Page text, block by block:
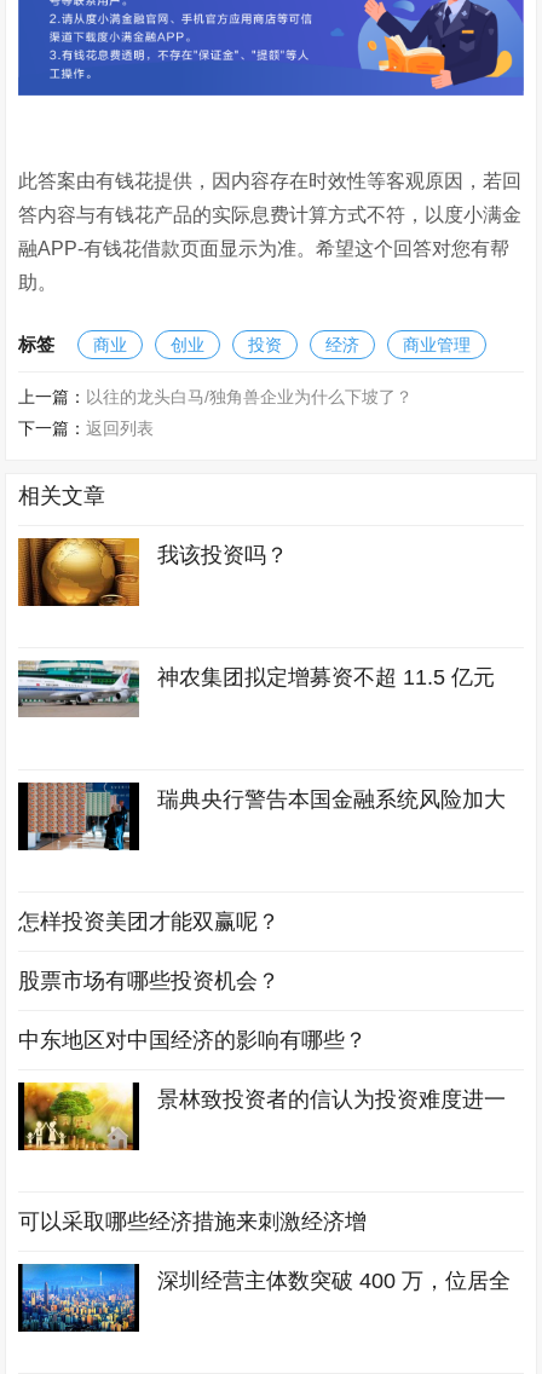
此答案由有钱花提供，因内容存在时效性等客观原因，若回
答内容与有钱花产品的实际息费计算方式不符，以度小满金
融APP-有钱花借款页面显示为准。希望这个回答对您有帮
助。
标签 商业 创业 投资 经济 商业管理
上一篇： 以往的龙头白马/独角兽企业为什么下坡了？
下一篇：返回列表
相关文章
我该投资吗？
神农集团拟定增募资不超 11.5 亿元
瑞典央行警告本国金融系统风险加大
怎样投资美团才能双赢呢？
股票市场有哪些投资机会？
中东地区对中国经济的影响有哪些？
景林致投资者的信认为投资难度进一
可以采取哪些经济措施来刺激经济增
深圳经营主体数突破 400 万，位居全